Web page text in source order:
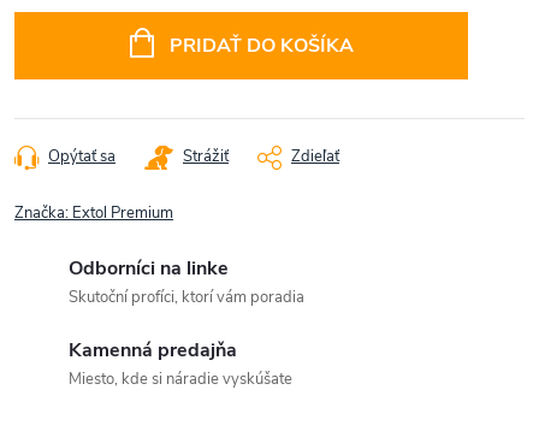
PRIDAŤ DO KOŠÍKA
Opýtať sa Strážiť Zdieľať
Značka: Extol Premium
Odborníci na linke
Skutoční profíci, ktorí vám poradia
Kamenná predajňa
Miesto, kde si náradie vyskúšate